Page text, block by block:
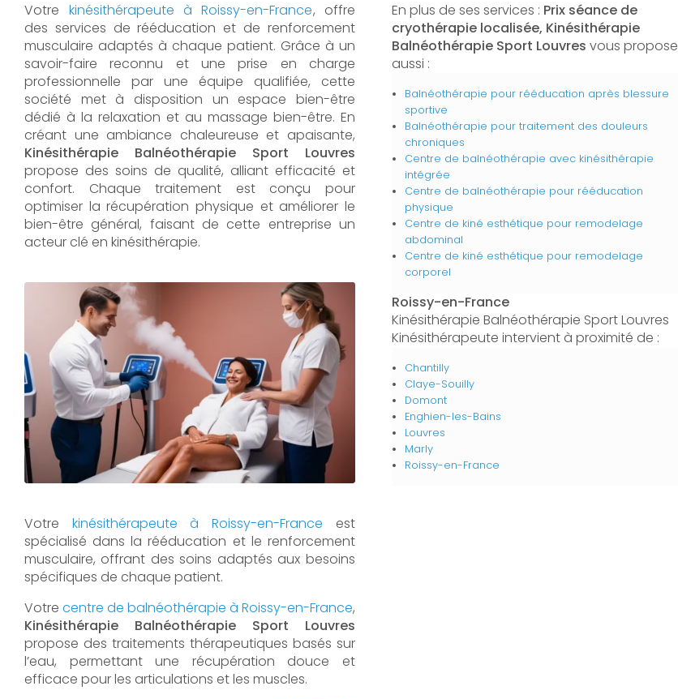
Votre kinésithérapeute à Roissy-en-France, offre
des services de rééducation et de renforcement
musculaire adaptés à chaque patient. Grâce à un
savoir-faire reconnu et une prise en charge
professionnelle par une équipe qualifiée, cette
société met à disposition un espace bien-être
dédié à la relaxation et au massage bien-être. En
créant une ambiance chaleureuse et apaisante,
Kinésithérapie Balnéothérapie Sport Louvres
propose des soins de qualité, alliant efficacité et
confort. Chaque traitement est conçu pour
optimiser la récupération physique et améliorer le
bien-être général, faisant de cette entreprise un
acteur clé en kinésithérapie.
Votre kinésithérapeute à Roissy-en-France est
spécialisé dans la rééducation et le renforcement
musculaire, offrant des soins adaptés aux besoins
spécifiques de chaque patient.
Votre centre de balnéothérapie à Roissy-en-France,
Kinésithérapie Balnéothérapie Sport Louvres
propose des traitements thérapeutiques basés sur
l’eau, permettant une récupération douce et
efficace pour les articulations et les muscles.
En plus de ses services : Prix séance de
cryothérapie localisée, Kinésithérapie
Balnéothérapie Sport Louvres vous propose
aussi :
Balnéothérapie pour rééducation après blessure
sportive
Balnéothérapie pour traitement des douleurs
chroniques
Centre de balnéothérapie avec kinésithérapie
intégrée
Centre de balnéothérapie pour rééducation
physique
Centre de kiné esthétique pour remodelage
abdominal
Centre de kiné esthétique pour remodelage
corporel
Roissy-en-France
Kinésithérapie Balnéothérapie Sport Louvres
Kinésithérapeute intervient à proximité de :
Chantilly
Claye-Souilly
Domont
Enghien-les-Bains
Louvres
Marly
Roissy-en-France